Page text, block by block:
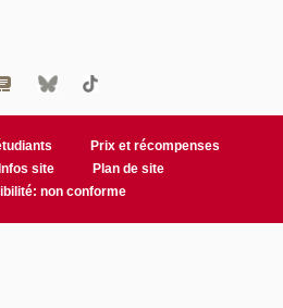
Prix et récompenses
Infos site
Plan de site
non conforme